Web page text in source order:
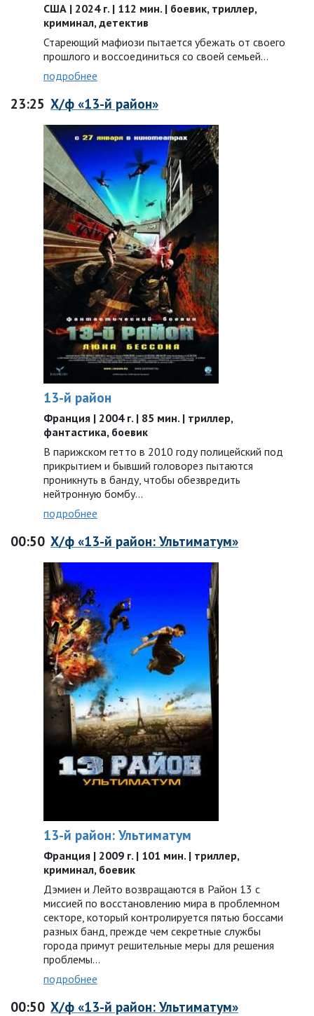
США | 2024 г. | 112 мин. | боевик, триллер,
криминал, детектив
Стареющий мафиози пытается убежать от своего
прошлого и воссоединиться со своей семьей...
подробнее
23:25 Х/ф «13-й район»
13-й район
Франция | 2004 г. | 85 мин. | триллер,
фантастика, боевик
В парижском гетто в 2010 году полицейский под
прикрытием и бывший головорез пытаются
проникнуть в банду, чтобы обезвредить
нейтронную бомбу...
подробнее
00:50 Х/ф «13-й район: Ультиматум»
13-й район: Ультиматум
Франция | 2009 г. | 101 мин. | триллер,
криминал, боевик
Дэмиен и Лейто возвращаются в Район 13 с
миссией по восстановлению мира в проблемном
секторе, который контролируется пятью боссами
разных банд, прежде чем секретные службы
города примут решительные меры для решения
проблемы...
подробнее
00:50 Х/ф «13-й район: Ультиматум»